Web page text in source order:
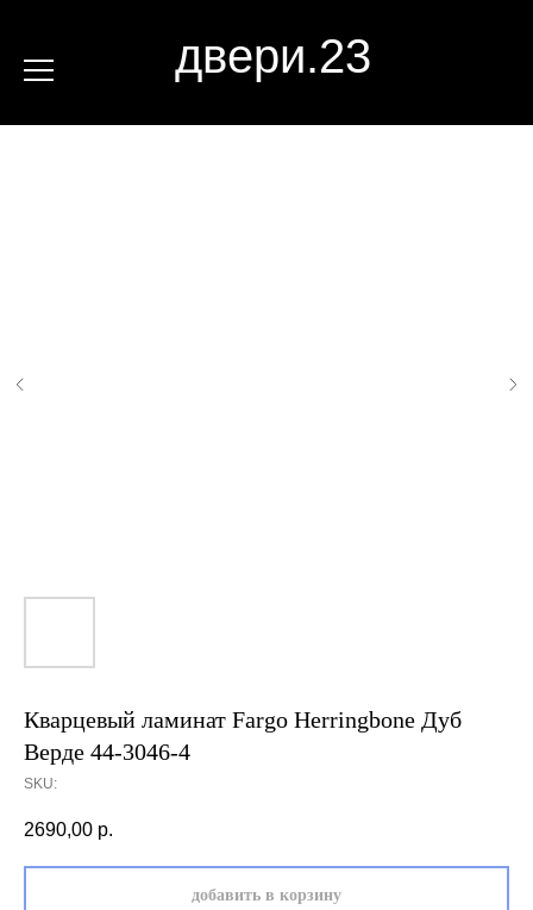
двери.23
Кварцевый ламинат Fargo Herringbone Дуб
Верде 44-3046-4
SKU:
2690,00 р.
добавить в корзину